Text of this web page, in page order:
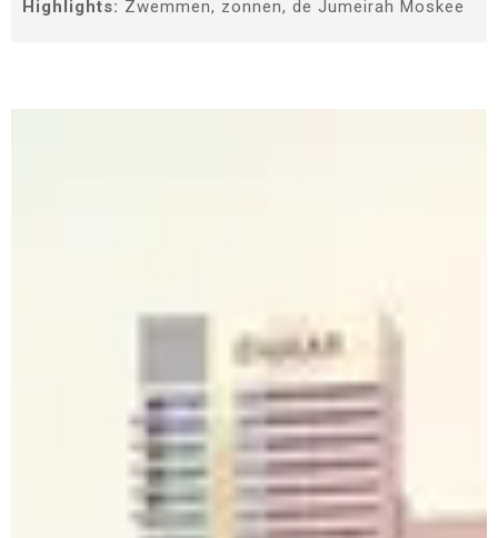
Highlights: Zwemmen, zonnen, de Jumeirah Moskee